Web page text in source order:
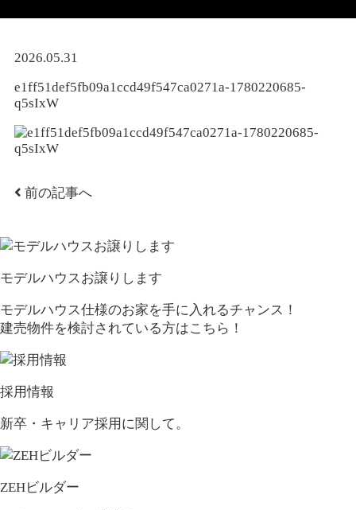
2026.05.31
e1ff51def5fb09a1ccd49f547ca0271a-1780220685-
q5sIxW
前の記事へ
モデルハウスお譲りします
モデルハウス仕様のお家を手に入れるチャンス！
建売物件を検討されている方はこちら！
採用情報
新卒・キャリア採用に関して。
ZEHビルダー